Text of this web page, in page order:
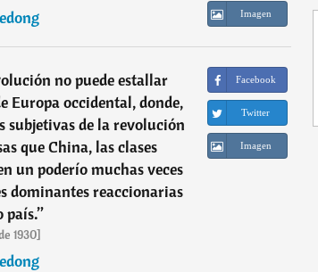
Imagen
no puede estallar
Europa occidental, donde,
subjetivas de la revolución
que China, las clases
un poderío muchas veces
dominantes reaccionarias
país.”
1930]
Facebook
Twitter
Imagen